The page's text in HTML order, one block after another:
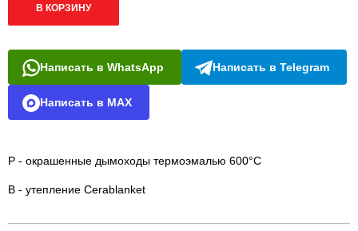
В КОРЗИНУ
Написать в WhatsApp Написать в Telegram
Написать в MAX
Р - окрашенные дымоходы термоэмалью 600°С
B - утепление Cerablanket